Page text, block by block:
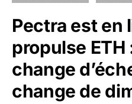
Pectra est en
propulse ETH
change
change de